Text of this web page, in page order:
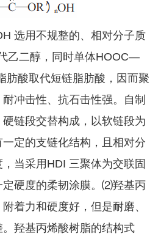
选用不规整的、相对分子质
乙二醇，同时单体HOOC—
酸取代短链脂肪酸，因而聚
冲击性、抗石击性强。自制
链段交替构成，以软链段为
定的支链化结构，且相对分
当采用HDI 三聚体为交联固
定硬度的柔韧涂膜。⑵羟基丙
着力和硬度好，但是耐磨、
羟基丙烯酸树脂的结构式